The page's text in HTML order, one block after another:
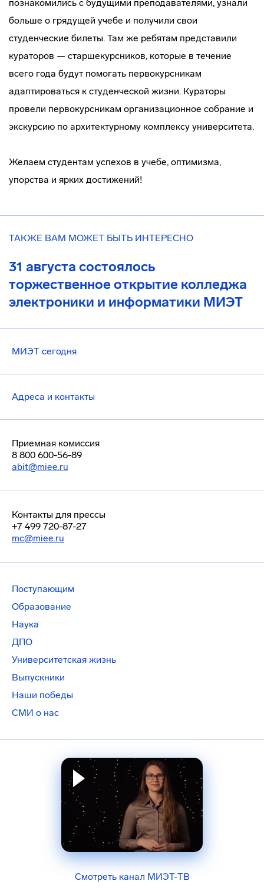
познакомились с будущими преподавателями, узнали
больше о грядущей учебе и получили свои
студенческие билеты. Там же ребятам представили
кураторов — старшекурсников, которые в течение
всего года будут помогать первокурсникам
адаптироваться к студенческой жизни. Кураторы
провели первокурсникам организационное собрание и
экскурсию по архитектурному комплексу университета.
Желаем студентам успехов в учебе, оптимизма,
упорства и ярких достижений!
ТАКЖЕ ВАМ МОЖЕТ БЫТЬ ИНТЕРЕСНО
31 августа состоялось
торжественное открытие колледжа
электроники и информатики МИЭТ
МИЭТ сегодня
Адреса и контакты
Приемная комиссия
8 800 600-56-89
abit@miee.ru
Контакты для прессы
+7 499 720-87-27
mc@miee.ru
Поступающим
Образование
Наука
ДПО
Университетская жизнь
Выпускники
Наши победы
СМИ о нас
Смотреть канал МИЭТ-ТВ